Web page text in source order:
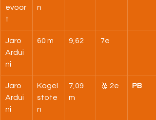
evoor
t
n
Jaro
Ardui
ni
60 m 9,62 7e
Jaro
Ardui
ni
Kogel
stote
n
7,09
m
🥈 2e PB